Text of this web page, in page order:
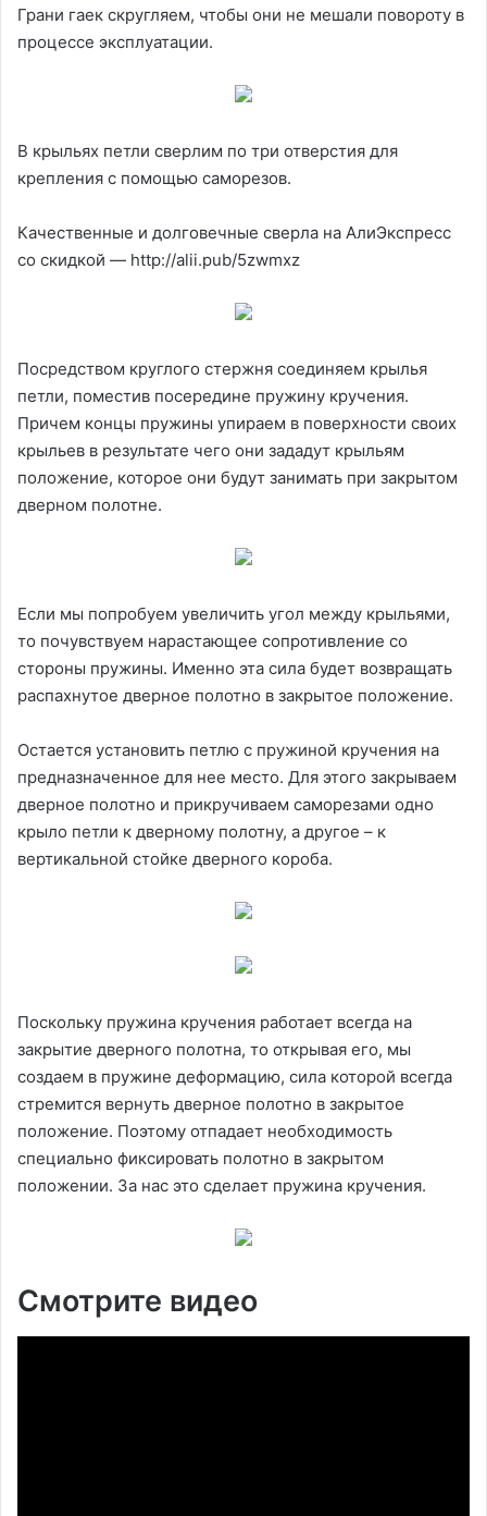
Грани гаек скругляем, чтобы они не мешали повороту в
процессе эксплуатации.
В крыльях петли сверлим по три отверстия для
крепления с помощью саморезов.
Качественные и долговечные сверла на АлиЭкспресс
со скидкой — http://alii.pub/5zwmxz
Посредством круглого стержня соединяем крылья
петли, поместив посередине пружину кручения.
Причем концы пружины упираем в поверхности своих
крыльев в результате чего они зададут крыльям
положение, которое они будут занимать при закрытом
дверном полотне.
Если мы попробуем увеличить угол между крыльями,
то почувствуем нарастающее сопротивление со
стороны пружины. Именно эта сила будет возвращать
распахнутое дверное полотно в закрытое положение.
Остается установить петлю с пружиной кручения на
предназначенное для нее место. Для этого закрываем
дверное полотно и прикручиваем саморезами одно
крыло петли к дверному полотну, а другое – к
вертикальной стойке дверного короба.
Поскольку пружина кручения работает всегда на
закрытие дверного полотна, то открывая его, мы
создаем в пружине деформацию, сила которой всегда
стремится вернуть дверное полотно в закрытое
положение. Поэтому отпадает необходимость
специально фиксировать полотно в закрытом
положении. За нас это сделает пружина кручения.
Смотрите видео